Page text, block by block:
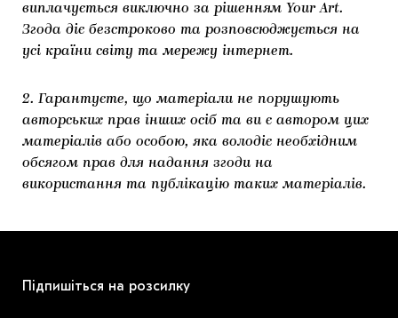
виплачується виключно за рішенням Your Art.
Згода діє безстроково та розповсюджується на
усі країни світу та мережу інтернет.
2. Гарантуєте, що матеріали не порушують
авторських прав інших осіб та ви є автором цих
матеріалів або особою, яка володіє необхідним
обсягом прав для надання згоди на
використання та публікацію таких матеріалів.
Підпишіться на розсилку